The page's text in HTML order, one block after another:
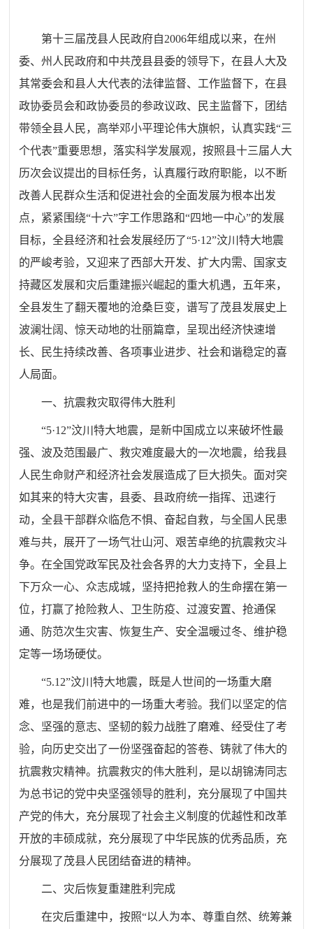
第十三届茂县人民政府自2006年组成以来，在州
委、州人民政府和中共茂县县委的领导下，在县人大及
其常委会和县人大代表的法律监督、工作监督下，在县
政协委员会和政协委员的参政议政、民主监督下，团结
带领全县人民，高举邓小平理论伟大旗帜，认真实践“三
个代表”重要思想，落实科学发展观，按照县十三届人大
历次会议提出的目标任务，认真履行政府职能，以不断
改善人民群众生活和促进社会的全面发展为根本出发
点，紧紧围绕“十六”字工作思路和“四地一中心”的发展
目标，全县经济和社会发展经历了“5·12”汶川特大地震
的严峻考验，又迎来了西部大开发、扩大内需、国家支
持藏区发展和灾后重建振兴崛起的重大机遇，五年来，
全县发生了翻天覆地的沧桑巨变，谱写了茂县发展史上
波澜壮阔、惊天动地的壮丽篇章，呈现出经济快速增
长、民生持续改善、各项事业进步、社会和谐稳定的喜
人局面。
一、抗震救灾取得伟大胜利
“5·12”汶川特大地震，是新中国成立以来破坏性最
强、波及范围最广、救灾难度最大的一次地震，给我县
人民生命财产和经济社会发展造成了巨大损失。面对突
如其来的特大灾害，县委、县政府统一指挥、迅速行
动，全县干部群众临危不惧、奋起自救，与全国人民患
难与共，展开了一场气壮山河、艰苦卓绝的抗震救灾斗
争。在全国党政军民及社会各界的大力支持下，全县上
下万众一心、众志成城，坚持把抢救人的生命摆在第一
位，打赢了抢险救人、卫生防疫、过渡安置、抢通保
通、防范次生灾害、恢复生产、安全温暖过冬、维护稳
定等一场场硬仗。
“5.12”汶川特大地震，既是人世间的一场重大磨
难，也是我们前进中的一场重大考验。我们以坚定的信
念、坚强的意志、坚韧的毅力战胜了磨难、经受住了考
验，向历史交出了一份坚强奋起的答卷、铸就了伟大的
抗震救灾精神。抗震救灾的伟大胜利，是以胡锦涛同志
为总书记的党中央坚强领导的胜利，充分展现了中国共
产党的伟大，充分展现了社会主义制度的优越性和改革
开放的丰硕成就，充分展现了中华民族的优秀品质，充
分展现了茂县人民团结奋进的精神。
二、灾后恢复重建胜利完成
在灾后重建中，按照“以人为本、尊重自然、统筹兼